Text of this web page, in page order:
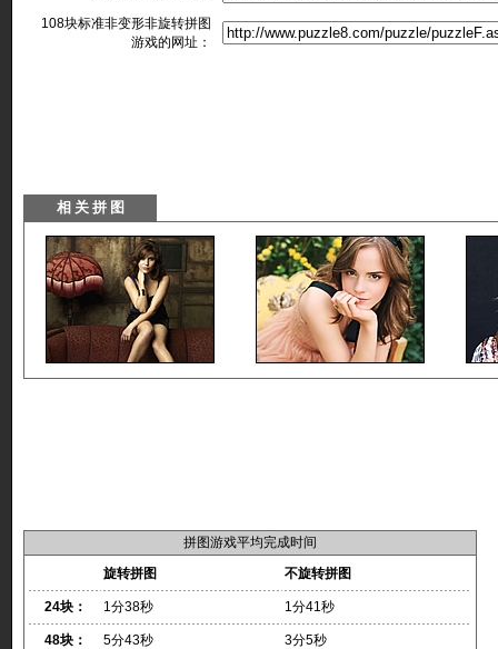
108块标准非变形非旋转拼图
游戏的网址：
拼图游戏平均完成时间
旋转拼图
不旋转拼图
24块： 1分38秒 1分41秒
48块： 5分43秒 3分5秒